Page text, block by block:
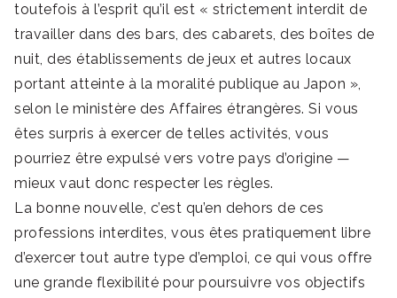
toutefois à l’esprit qu’il est « strictement interdit de
travailler dans des bars, des cabarets, des boîtes de
nuit, des établissements de jeux et autres locaux
portant atteinte à la moralité publique au Japon »,
selon le ministère des Affaires étrangères. Si vous
êtes surpris à exercer de telles activités, vous
pourriez être expulsé vers votre pays d’origine —
mieux vaut donc respecter les règles.
La bonne nouvelle, c’est qu’en dehors de ces
professions interdites, vous êtes pratiquement libre
d’exercer tout autre type d’emploi, ce qui vous offre
une grande flexibilité pour poursuivre vos objectifs